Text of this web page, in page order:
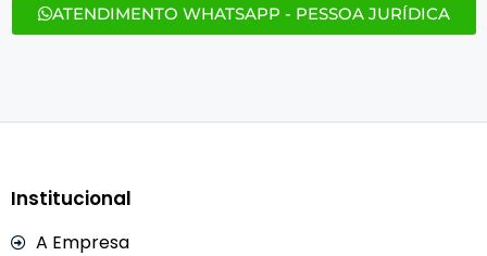
ATENDIMENTO WHATSAPP - PESSOA JURÍDICA
Institucional
A Empresa